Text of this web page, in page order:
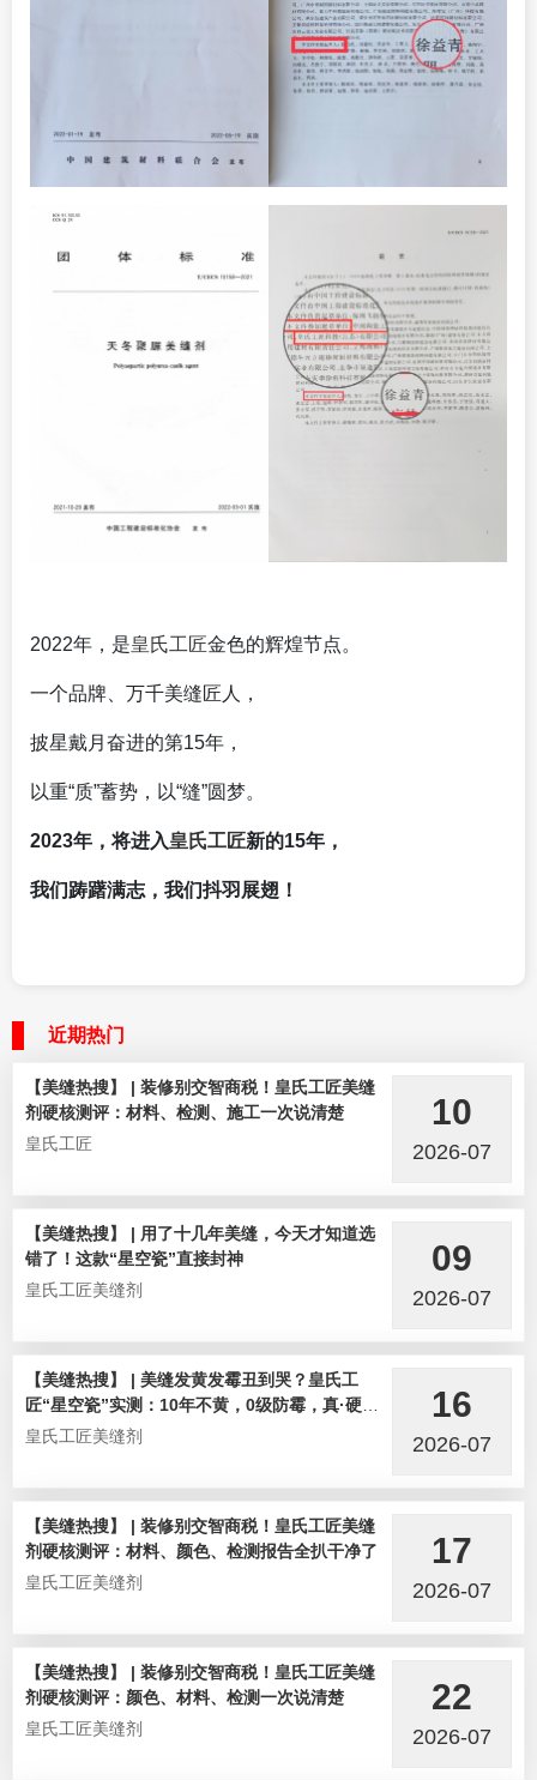
2022年，是皇氏工匠金色的辉煌节点。
一个品牌、万千美缝匠人，
披星戴月奋进的第15年，
以重“质”蓄势，以“缝”圆梦。
2023年，将进入皇氏工匠新的15年，
我们踌躇满志，我们抖羽展翅！
近期热门
【美缝热搜】 | 装修别交智商税！皇氏工匠美缝
剂硬核测评：材料、检测、施工一次说清楚
皇氏工匠
10
2026-07
【美缝热搜】 | 用了十几年美缝，今天才知道选
错了！这款“星空瓷”直接封神
皇氏工匠美缝剂
09
2026-07
【美缝热搜】 | 美缝发黄发霉丑到哭？皇氏工
匠“星空瓷”实测：10年不黄，0级防霉，真·硬核
选手！
皇氏工匠美缝剂
16
2026-07
【美缝热搜】 | 装修别交智商税！皇氏工匠美缝
剂硬核测评：材料、颜色、检测报告全扒干净了
皇氏工匠美缝剂
17
2026-07
【美缝热搜】 | 装修别交智商税！皇氏工匠美缝
剂硬核测评：颜色、材料、检测一次说清楚
皇氏工匠美缝剂
22
2026-07